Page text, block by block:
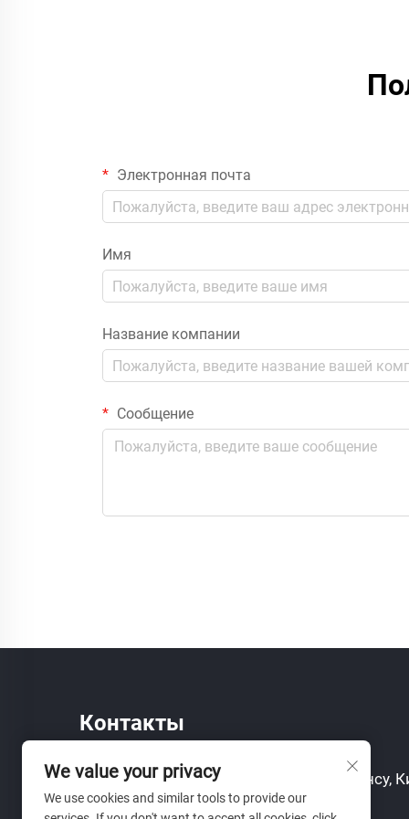
Электронная почта
Имя
Название компании
Сообщение
Контакты
Add: ул. Инхэ, 155, Шэнцзе, Сучжоу, Цзянсу,
We value your privacy
We use cookies and similar tools to provide our